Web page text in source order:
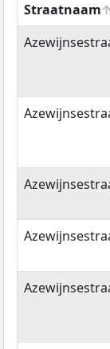
Straatnaam
Straatnaam